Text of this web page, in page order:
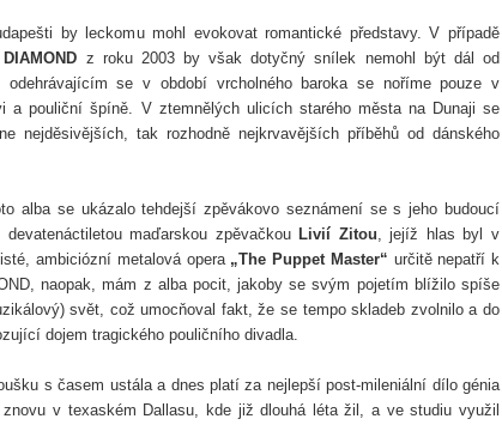
by leckomu mohl evokovat romantické představy. V případě
z roku 2003 by však dotyčný snílek nemohl být dál od
odehrávajícím se v období vrcholného baroka se noříme pouze v
a pouliční špíně. V ztemnělých ulicích starého města na Dunaji se
nejděsivějších, tak rozhodně nejkrvavějších příběhů od dánského
alba se ukázalo tehdejší zpěvákovo seznámení se s jeho budoucí
maďarskou zpěvačkou Livií Zitou, jejíž hlas byl v
ambiciózní metalová opera „The Puppet Master“ určitě nepatří k
naopak, mám z alba pocit, jakoby se svým pojetím blížilo spíše
svět, což umocňoval fakt, že se tempo skladeb zvolnilo a do
dojem tragického pouličního divadla.
s časem ustála a dnes platí za nejlepší post-mileniální dílo génia
v texaském Dallasu, kde již dlouhá léta žil, a ve studiu využil